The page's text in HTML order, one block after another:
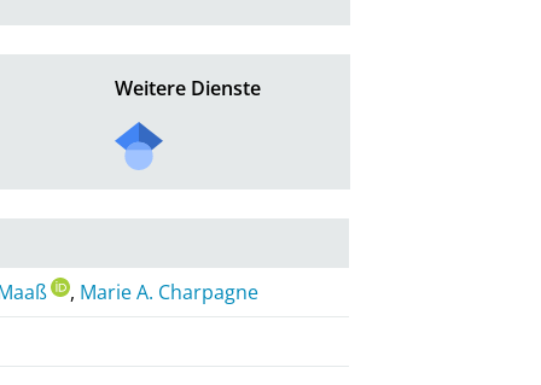
Weitere Dienste
, Marie A. Charpagne